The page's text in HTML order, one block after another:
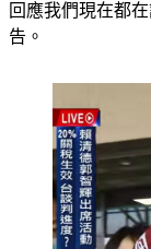
回應我們現在都
告。